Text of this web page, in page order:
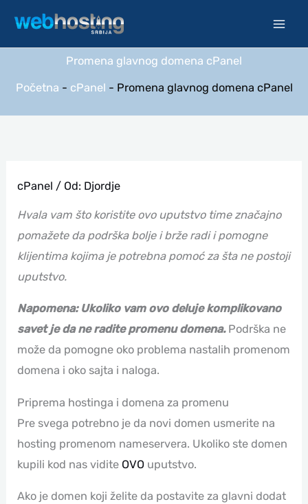
sadržaj
Promena glavnog domena cPanel
Početna - cPanel - Promena glavnog domena cPanel
cPanel / Od: Djordje
Hvala vam što koristite ovo uputstvo time značajno
pomažete da podrška bolje i brže radi i pomogne
klijentima kojima je potrebna pomoć za šta ne postoji
uputstvo.
Napomena: Ukoliko vam ovo deluje komplikovano
savet je da ne radite promenu domena. Podrška ne
može da pomogne oko problema nastalih promenom
domena i oko sajta i naloga.
Priprema hostinga i domena za promenu
Pre svega potrebno je da novi domen usmerite na
hosting promenom nameservera. Ukoliko ste domen
kupili kod nas vidite OVO uputstvo.
Ako je domen koji želite da postavite za glavni dodat